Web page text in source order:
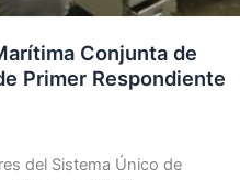
Conjunta de
Primer Respondiente
del Sistema Único de